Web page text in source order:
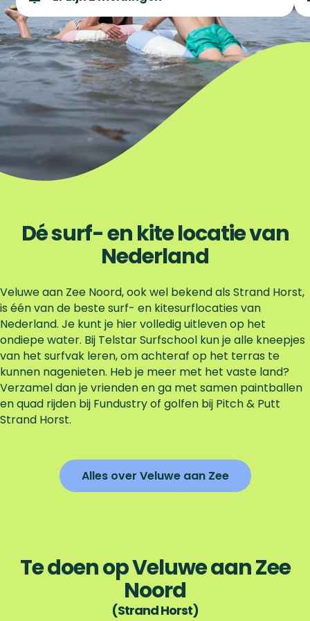
Dé surf- en kite locatie van
Nederland
Veluwe aan Zee Noord, ook wel bekend als Strand Horst,
is één van de beste surf- en kitesurflocaties van
Nederland. Je kunt je hier volledig uitleven op het
ondiepe water. Bij Telstar Surfschool kun je alle kneepjes
van het surfvak leren, om achteraf op het terras te
kunnen nagenieten. Heb je meer met het vaste land?
Verzamel dan je vrienden en ga met samen paintballen
en quad rijden bij Fundustry of golfen bij Pitch & Putt
Strand Horst.
Alles over Veluwe aan Zee
Te doen op Veluwe aan Zee
Noord
(Strand Horst)